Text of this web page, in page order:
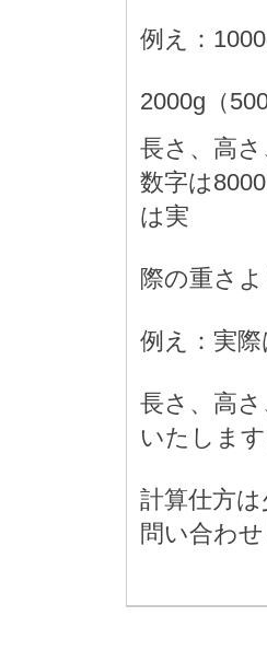
例え：
2000g（
長さ、高
数字は
は実
際の重さ
例え：実際
長さ、高
いたします
計算仕方
問い合わ